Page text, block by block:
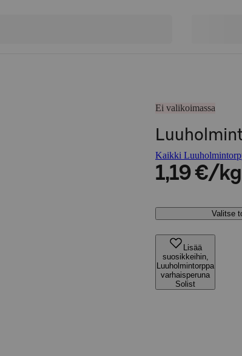
Ei valikoimassa
Kaikki
1,19 €/kg
Valitse
Lisää
suosikkeihin,
Luuholmintorppa
varhaisperuna
Solist